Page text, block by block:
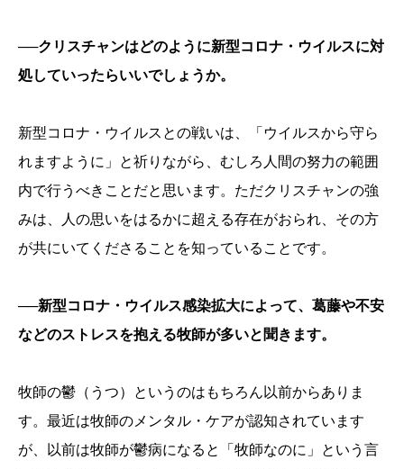
──クリスチャンはどのように新型コロナ・ウイルスに対
処していったらいいでしょうか。
新型コロナ・ウイルスとの戦いは、「ウイルスから守ら
れますように」と祈りながら、むしろ人間の努力の範囲
内で行うべきことだと思います。ただクリスチャンの強
みは、人の思いをはるかに超える存在がおられ、その方
が共にいてくださることを知っていることです。
──新型コロナ・ウイルス感染拡大によって、葛藤や不安
などのストレスを抱える牧師が多いと聞きます。
牧師の鬱（うつ）というのはもちろん以前からありま
す。最近は牧師のメンタル・ケアが認知されています
が、以前は牧師が鬱病になると「牧師なのに」という言